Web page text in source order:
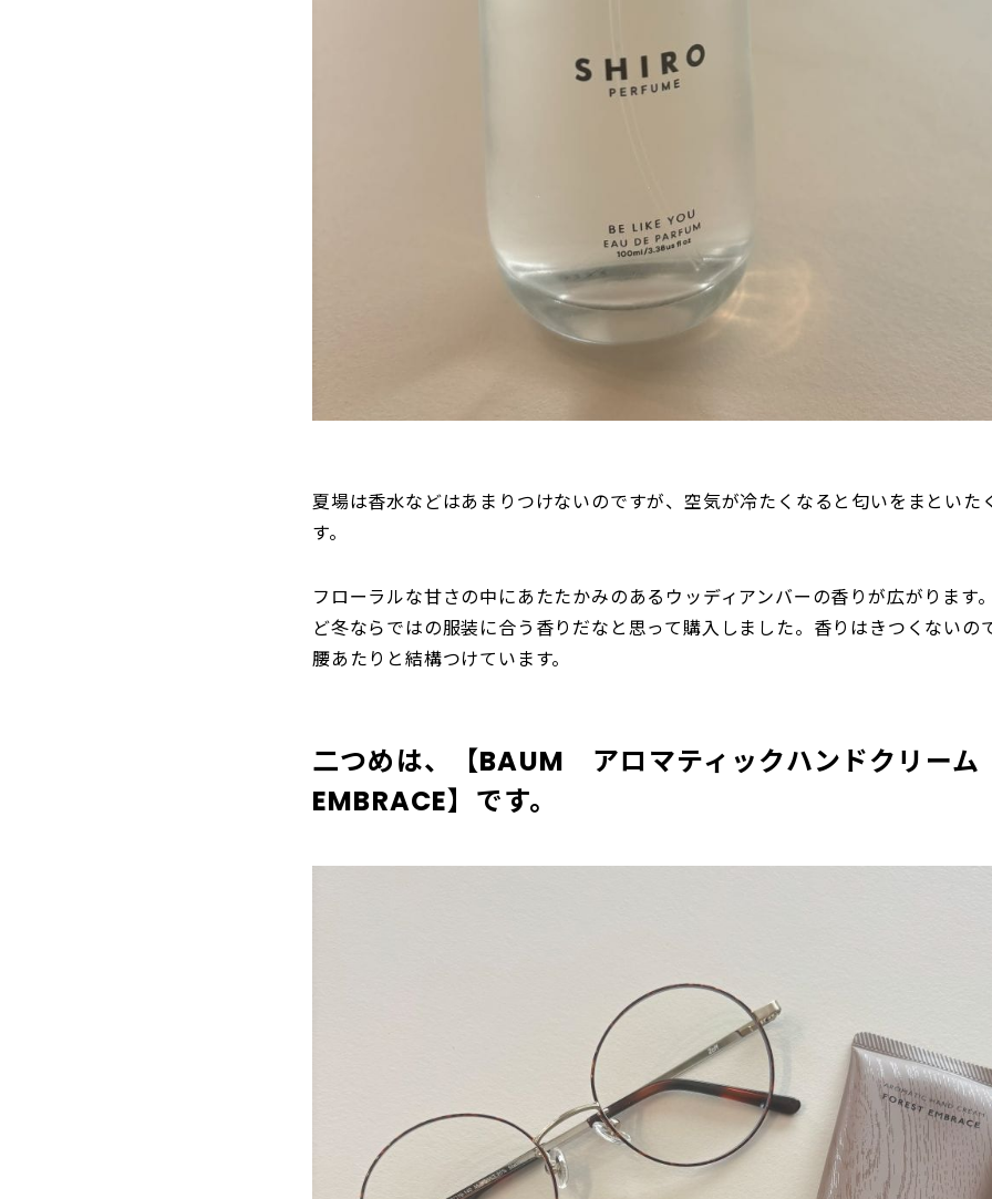
夏場は香水などはあまりつけないのですが、空気が冷たくなると匂いをまといた
す。
フローラルな甘さの中にあたたかみのあるウッディアンバーの香りが広がります
ど冬ならではの服装に合う香りだなと思って購入しました。香りはきつくないの
腰あたりと結構つけています。
二つめは、【BAUM アロマティックハンドクリ
EMBRACE】です。